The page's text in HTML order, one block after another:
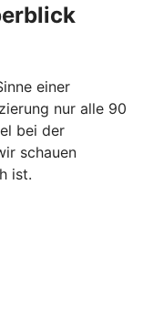
einer
nur alle 90
bei der
schauen
ist.